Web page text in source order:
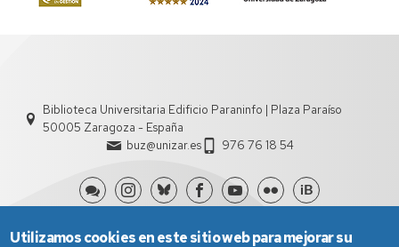
Biblioteca Universitaria Edificio Paraninfo | Plaza Paraíso
50005 Zaragoza - España
buz@unizar.es
976 76 18 54
Utilizamos cookies en este sitio web para mejorar su